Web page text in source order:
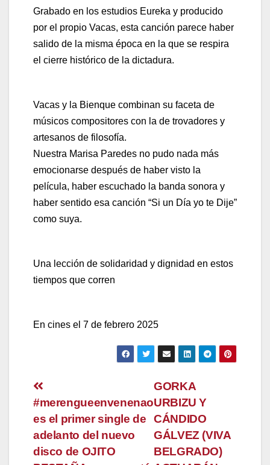
Grabado en los estudios Eureka y producido
por el propio Vacas, esta canción parece haber
salido de la misma época en la que se respira
el cierre histórico de la dictadura.
Vacas y la Bienque combinan su faceta de
músicos compositores con la de trovadores y
artesanos de filosofía.
Nuestra Marisa Paredes no pudo nada más
emocionarse después de haber visto la
película, haber escuchado la banda sonora y
haber sentido esa canción “Si un Día yo te Dije”
como suya.
Una lección de solidaridad y dignidad en estos
tiempos que corren
En cines el 7 de febrero 2025
Navegación
de
entradas
GORKA
URBIZU Y
CÁNDIDO
GÁLVEZ (VIVA
BELGRADO)
#merengueenvenenao
es el primer single de
adelanto del nuevo
disco de OJITO